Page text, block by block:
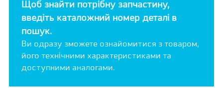
Щоб знайти потрібну запчастину,
введіть каталожний номер деталі в
пошук.
Ви одразу зможете ознайомитися з товаром,
його технічними характеристиками та
доступними аналогами.